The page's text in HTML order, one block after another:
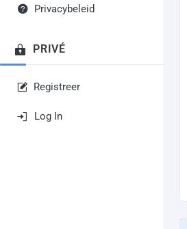
Privacybeleid
PRIVÉ
Registreer
Log In